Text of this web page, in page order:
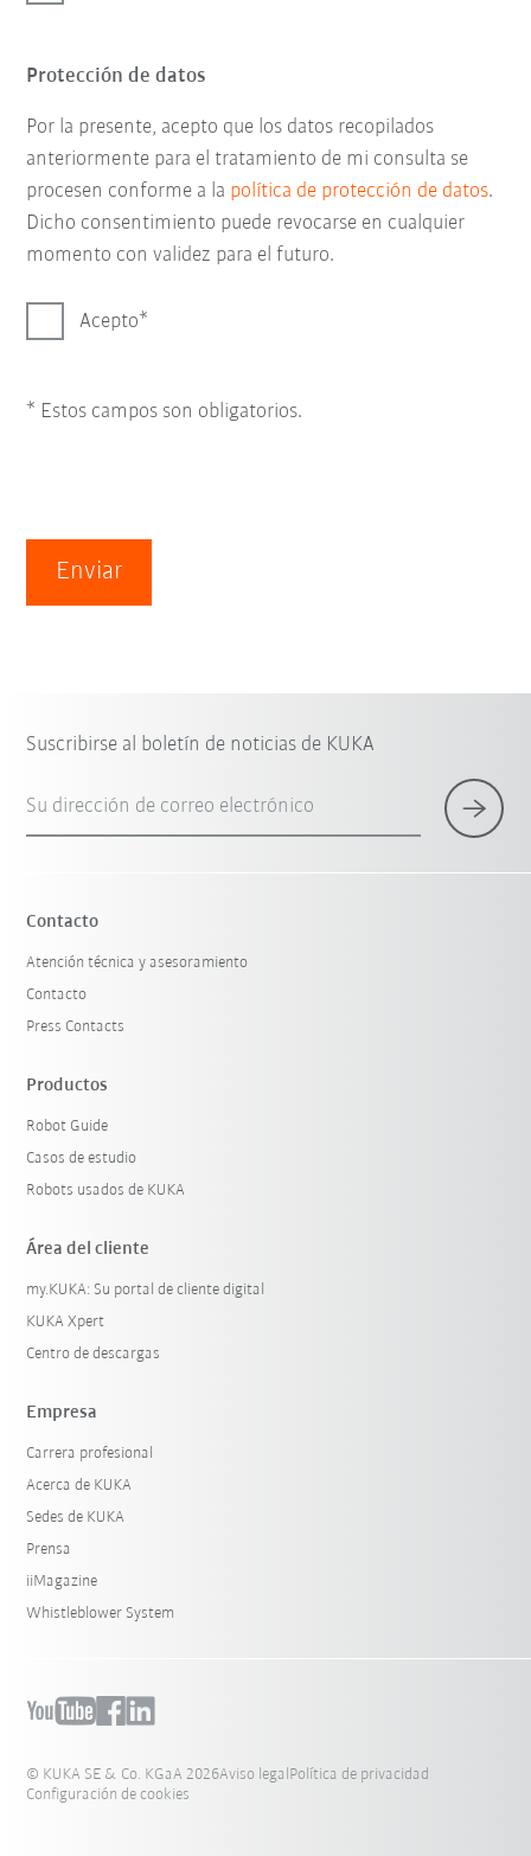
Protección de datos
Por la presente, acepto que los datos recopilados
anteriormente para el tratamiento de mi consulta se
procesen conforme a la política de protección de datos.
Dicho consentimiento puede revocarse en cualquier
momento con validez para el futuro.
Acepto
* Estos campos son obligatorios.
Enviar
Suscribirse al boletín de noticias de KUKA
Su dirección de correo electrónico
Contacto
Atención técnica y asesoramiento
Contacto
Press Contacts
Productos
Robot Guide
Casos de estudio
Robots usados de KUKA
Área del cliente
my.KUKA: Su portal de cliente digital
KUKA Xpert
Centro de descargas
Empresa
Carrera profesional
Acerca de KUKA
Sedes de KUKA
Prensa
iiMagazine
Whistleblower System
© KUKA SE & Co. KGaA 2026Aviso legalPolítica de privacidad
Configuración de cookies